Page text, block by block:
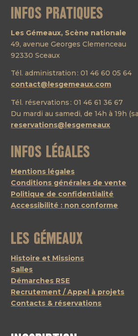
Infos pratiques
Les Gémeaux, Scène nationale
49, avenue Georges Clemenceau
92330 Sceaux
Tél. administration : 01 46 60 05 64
contact@lesgemeaux.com
Tél. réservations : 01 46 61 36 67
Du mardi au samedi, de 14h à 19h
reservations@lesgemeaux
Infos légales
Mentions légales
Conditions générales de vente
Politique de confidentialité
Accessibilité : non conforme
Les Gémeaux
Histoire et Missions
Salles
Démarches RSE
Recrutement / Appel à projets
Contacts & réservations